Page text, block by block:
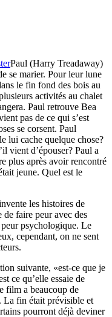
Paul (Harry Treadaway)
se marier. Pour leur lune
le fin fond des bois au
activités au chalet
Paul retrouve Bea
pas de ce qui s’est
se corsent. Paul
lui cache quelque chose?
vient d’épouser? Paul a
plus après avoir rencontré
jeune. Quel est le
les histoires de
faire peur avec des
psychologique. Le
cependant, on ne sent
suivante, «est-ce que je
ce qu’elle essaie de
film a beaucoup de
La fin était prévisible et
pourront déjà deviner